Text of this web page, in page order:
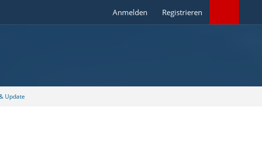
Anmelden Registrieren
Update